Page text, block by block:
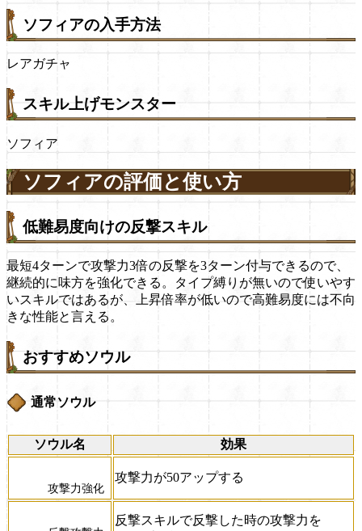
ソフィアの入手方法
レアガチャ
スキル上げモンスター
ソフィア
ソフィアの評価と使い方
低難易度向けの反撃スキル
最短4ターンで攻撃力3倍の反撃を3ターン付与できるので、
継続的に味方を強化できる。タイプ縛りが無いので使いやす
いスキルではあるが、上昇倍率が低いので高難易度には不向
きな性能と言える。
おすすめソウル
通常ソウル
ソウル名 効果
攻撃力強化
攻撃力が50アップする
反撃スキルで反撃した時の攻撃力を